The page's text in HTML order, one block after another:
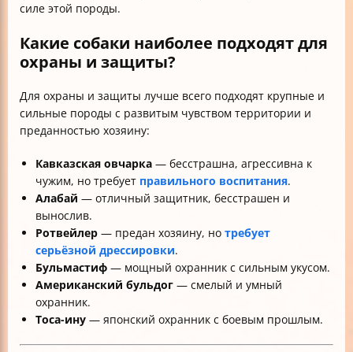
силе этой породы.
Какие собаки наиболее подходят для
охраны и защиты?
Для охраны и защиты лучше всего подходят крупные и
сильные породы с развитым чувством территории и
преданностью хозяину:
Кавказская овчарка — бесстрашна, агрессивна к
чужим, но требует правильного воспитания.
Алабай — отличный защитник, бесстрашен и
вынослив.
Ротвейлер — предан хозяину, но требует
серьёзной дрессировки.
Бульмастиф — мощный охранник с сильным укусом.
Американский бульдог — смелый и умный
охранник.
Тоса-ину — японский охранник с боевым прошлым.